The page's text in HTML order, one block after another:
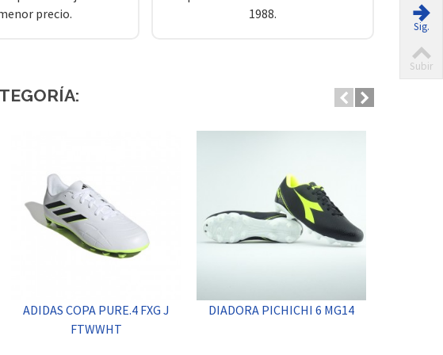
precio.
1988.
ADIDAS COPA PURE.4 FXG J
FTWWHT
DIADORA PICHICHI 6 MG14
Sig.
Subir